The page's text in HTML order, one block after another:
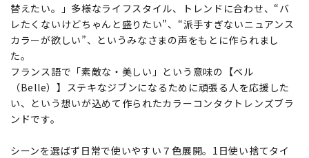
替えたい。」多様なライフスタイル、トレンドに合わせ、“バ
レたくないけどちゃんと盛りたい”、“派手すぎないニュアンス
カラーが欲しい”、というみなさまの声をもとに作られまし
た。
フランス語で「素敵な・美しい」という意味の【ベル
（Belle）】ステキなジブンになるために頑張る人を応援した
い、という想いが込めて作られたカラーコンタクトレンズブラ
ンドです。
シーンを選ばず日常で使いやすい７色展開。1日使い捨てタイ